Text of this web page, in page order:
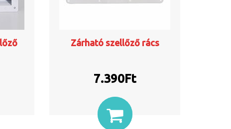
Zárható szellőző rács
7.390Ft